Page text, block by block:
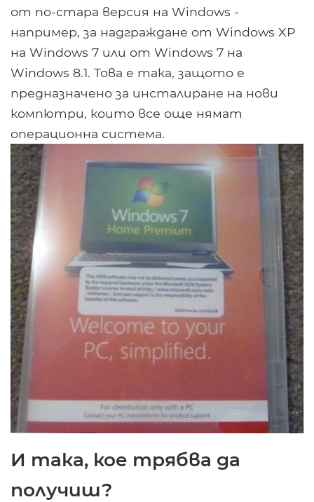
от по-стара версия на Windows -
например, за надграждане от Windows XP
на Windows 7 или от Windows 7 на
Windows 8.1. Това е така, защото е
предназначено за инсталиране на нови
компютри, които все още нямат
операционна система.
И така, кое трябва да
получиш?